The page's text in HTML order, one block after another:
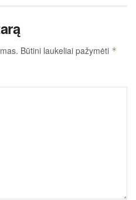
Būtini laukeliai pažymėti *